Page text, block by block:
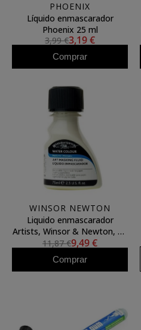
PHOENIX
Líquido enmascarador
Phoenix 25 ml
3,99 €3,19 €
Comprar
WINSOR NEWTON
Liquido enmascarador
Artists, Winsor & Newton, 75
ml
11,87 €9,49 €
Comprar